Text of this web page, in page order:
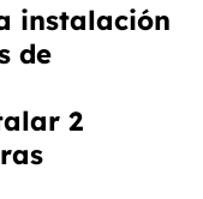
instalación
de
2